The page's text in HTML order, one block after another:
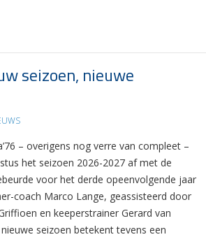
seizoen, nieuwe
– overigens nog verre van compleet –
het seizoen 2026-2027 af met de
voor het derde opeenvolgende jaar
coach Marco Lange, geassisteerd door
en keeperstrainer Gerard van
seizoen betekent tevens een